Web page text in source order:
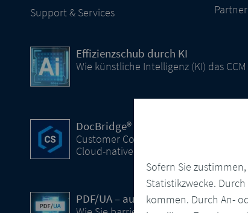
Sofern Sie
Statistikzwecke.
kommen. Durch An-
Support & Services
Partner
Effizienzschub durch KI
Wie künstliche Intelligenz (KI) das
DocBridge® Communication Suite
Customer Communication
Cloud-native Lösung
PDF/UA – automatisiert und